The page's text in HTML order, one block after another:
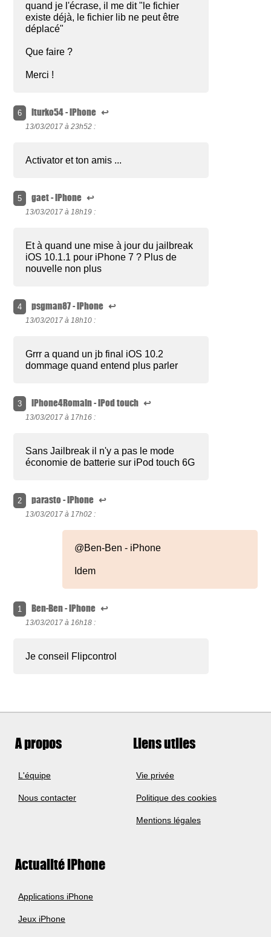
quand je l'écrase, il me dit "le fichier
existe déjà, le fichier lib ne peut être
déplacé"
Que faire ?
Merci !
6 lturko54 - iPhone ↩
13/03/2017 à 23h52 :
Activator et ton amis ...
5 gaet - iPhone ↩
13/03/2017 à 18h19 :
Et à quand une mise à jour du jailbreak
iOS 10.1.1 pour iPhone 7 ? Plus de
nouvelle non plus
4 psgman87 - iPhone ↩
13/03/2017 à 18h10 :
Grrr a quand un jb final iOS 10.2
dommage quand entend plus parler
3 iPhone4Romain - iPod touch ↩
13/03/2017 à 17h16 :
Sans Jailbreak il n'y a pas le mode
économie de batterie sur iPod touch 6G
2 parasto - iPhone ↩
13/03/2017 à 17h02 :
@Ben-Ben - iPhone
Idem
1 Ben-Ben - iPhone ↩
13/03/2017 à 16h18 :
Je conseil Flipcontrol
A propos
L'équipe
Nous contacter
Liens utiles
Vie privée
Politique des cookies
Mentions légales
Actualité iPhone
Applications iPhone
Jeux iPhone